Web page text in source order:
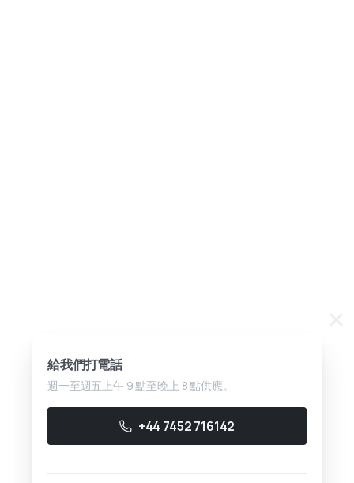
給我們打電話
週一至週五上午 9 點至晚上 8 點供應。
+44 7452 716142